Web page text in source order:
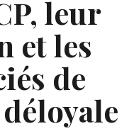
leur
et les
de